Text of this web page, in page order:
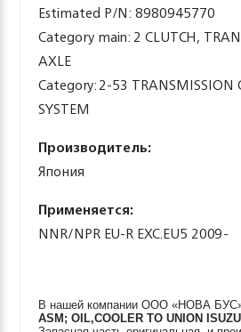
Estimated P/N: 8980945770
Category main: 2 CLUTCH,
AXLE
Category: 2-53 TRANSMISSION
SYSTEM
Производитель:
Япония
Применяется:
NNR/NPR EU-R EXC.EU5 2009-
В нашей компании ООО «НОВА
ASM; OIL,COOLER TO UNION